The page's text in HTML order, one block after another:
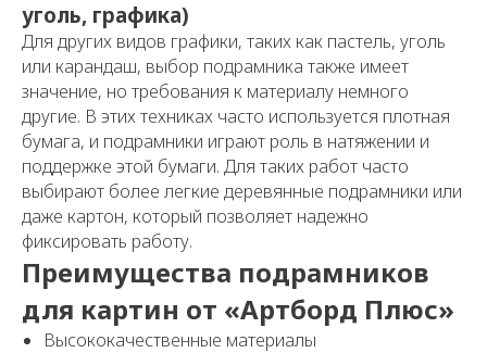
уголь, графика)
Для других видов графики, таких как пастель, уголь
или карандаш, выбор подрамника также имеет
значение, но требования к материалу немного
другие. В этих техниках часто используется плотная
бумага, и подрамники играют роль в натяжении и
поддержке этой бумаги. Для таких работ часто
выбирают более легкие деревянные подрамники или
даже картон, который позволяет надежно
фиксировать работу.
Преимущества подрамников
для картин от «Артборд Плюс»
Высококачественные материалы